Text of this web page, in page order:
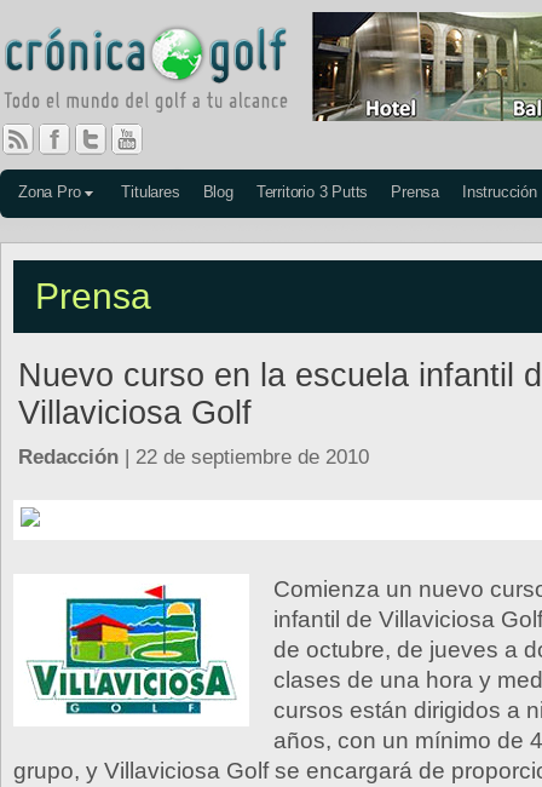
Zona Pro Titulares Blog Territorio 3 Putts Prensa Instrucción
Prensa
Nuevo curso en la escuela infantil
Villaviciosa Golf
Redacción | 22 de septiembre de 2010
Comienza un nuevo
infantil de Villaviciosa
de octubre, de jueves a
clases de una hora y
cursos están dirigidos a
años, con un mínimo de
grupo, y Villaviciosa Golf se encargará de